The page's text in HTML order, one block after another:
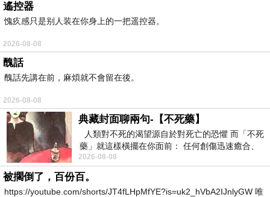
利用美式風
格的感覺穿
出休閒風，
遙控器
愧疚感只是别人装在你身上的一把遥控器。
2026-08-08
醜話
醜話先講在前，麻煩就不會留在後。
2026-08-08
典藏封面聊兩句-【不死藥】
人類對不死的渴望源自於對死亡的恐懼 而「不死
藥」就這樣橫擺在你面前： 任何創傷迅速癒合、
停止衰老、痛覺消失…堪
2026-08-08
被擱倒了，百份百。
https://youtube.com/shorts/JT4fLHpMfYE?is=uk2_hVbA2IJnlyGW 唯